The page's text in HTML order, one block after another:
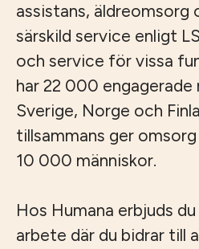
assistans, äldreomsorg
särskild service enligt
och service för vissa
har 22 000
Sverige, Norge och
tillsammans ger
10 000 människor.
Hos Humana erbjuds
arbete där du bidrar till